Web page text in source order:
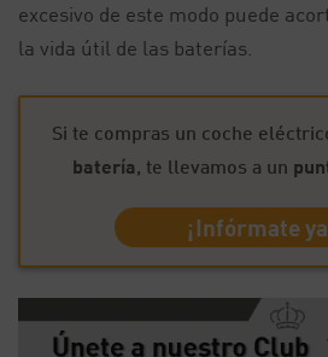
excesivo de este modo puede
la vida útil de las baterías.
Si te compras un coche
batería, te llevamos a un
¡Infórmate